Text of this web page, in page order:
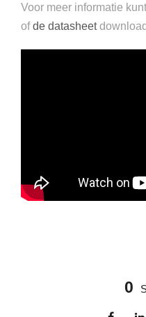
Voor meer informatie
ofde datasheet
0